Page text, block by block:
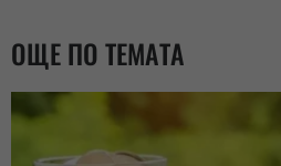
ОЩЕ ПО ТЕМАТА